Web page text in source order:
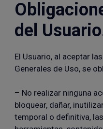
del
El Usuario, al aceptar
Generales de Uso, se
– No realizar ninguna
bloquear, dañar,
temporal o definitiva,